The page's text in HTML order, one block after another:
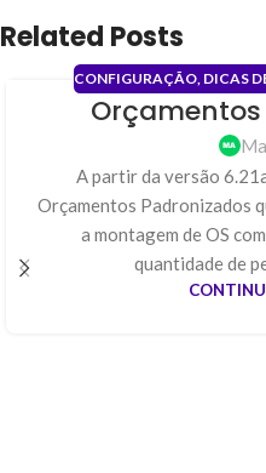
Related Posts
CONFIGURAÇÃO, DICAS
A partir da versão
Orçamentos Padronizados
a montagem de OS
quantidade de